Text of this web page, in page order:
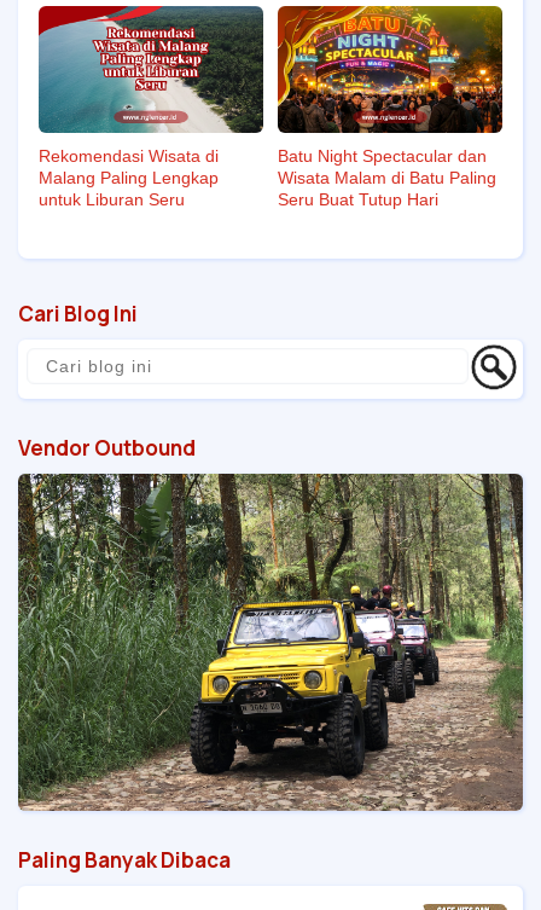
Rekomendasi Wisata di
Malang Paling Lengkap
untuk Liburan Seru
Batu Night Spectacular dan
Wisata Malam di Batu Paling
Seru Buat Tutup Hari
Cari Blog Ini
Vendor Outbound
Paling Banyak Dibaca